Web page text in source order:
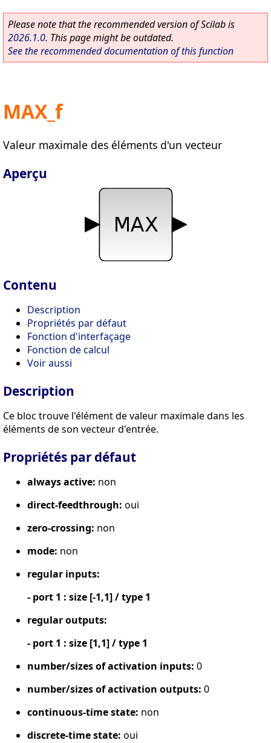
Please note that the recommended version of Scilab is
2026.1.0. This page might be outdated.
See the recommended documentation of this function
MAX_f
Valeur maximale des éléments d'un vecteur
Aperçu
Contenu
Description
Propriétés par défaut
Fonction d'interfaçage
Fonction de calcul
Voir aussi
Description
Ce bloc trouve l'élément de valeur maximale dans les
éléments de son vecteur d'entrée.
Propriétés par défaut
always active: non
direct-feedthrough: oui
zero-crossing: non
mode: non
regular inputs:
- port 1 : size [-1,1] / type 1
regular outputs:
- port 1 : size [1,1] / type 1
number/sizes of activation inputs: 0
number/sizes of activation outputs: 0
continuous-time state: non
discrete-time state: oui